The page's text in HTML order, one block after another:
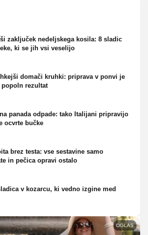
zaključek nedeljskega kosila: 8 sladic
ki se jih vsi veselijo
domači kruhki: priprava v ponvi je
popoln rezultat
panada odpade: tako Italijani pripravijo
ocvrte bučke
brez testa: vse sestavine samo
in pečica opravi ostalo
v kozarcu, ki vedno izgine med
OGLAS